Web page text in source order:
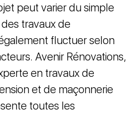
peut varier du simple
travaux de
fluctuer selon
Avenir Rénovations,
en travaux de
et de maçonnerie
toutes les